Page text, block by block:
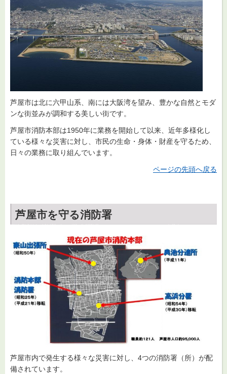
芦屋市は北に六甲山系、南には大阪湾を望み、豊かな自然とモダ
ンな街並みが調和する美しい街です。
芦屋市消防本部は1950年に業務を開始して以来、近年多様化し
ている様々な災害に対し、市民の生命・身体・財産を守るため、
日々の業務に取り組んでいます。
ページの先頭へ戻る
芦屋市を守る消防署
芦屋市内で発生する様々な災害に対し、4つの消防署（所）が配
備されています。